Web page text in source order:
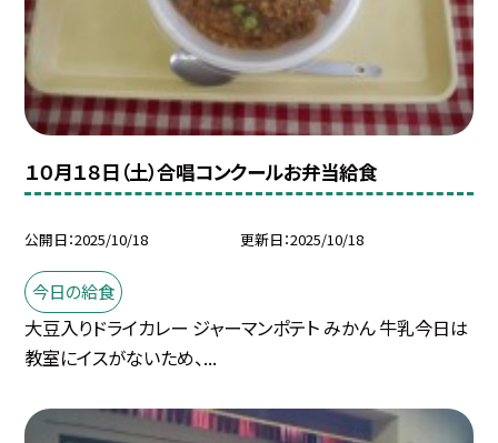
１０月１８日（土）合唱コンクールお弁当給食
公開日 2025/10/18 更新日 2025/10/18
今日の給食
大豆入りドライカレー ジャーマンポテト みかん 牛乳今日は
教室にイスがないため、...